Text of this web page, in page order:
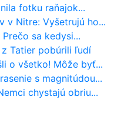
fotku raňajok...
v Nitre: Vyšetrujú ho...
sa kedysi...
z Tatier pobúrili ľudí
o všetko! Môže byť...
s magnitúdou...
chystajú obriu...